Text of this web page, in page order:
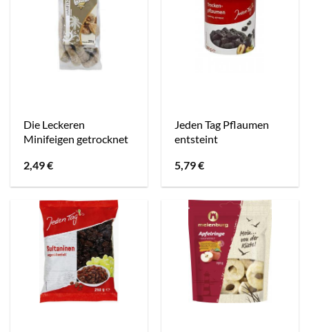
Die Leckeren
Minifeigen getrocknet
2,49€
Jeden Tag Pflaumen
entsteint
5,79€